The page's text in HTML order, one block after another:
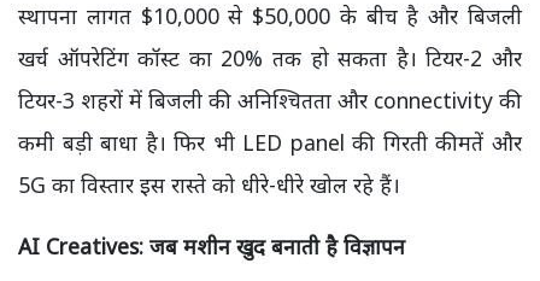
स्थापना लागत $10,000 से $50,000 के बीच है और बिजली
खर्च ऑपरेटिंग कॉस्ट का 20% तक हो सकता है। टियर-2 और
टियर-3 शहरों में बिजली की अनिश्चितता और connectivity की
कमी बड़ी बाधा है। फिर भी LED panel की गिरती कीमतें और
5G का विस्तार इस रास्ते को धीरे-धीरे खोल रहे हैं।
AI Creatives: जब मशीन खुद बनाती है विज्ञापन